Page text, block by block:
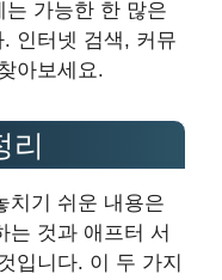
가능한 한 많은
인터넷 검색, 커뮤
아보세요.
리
치기 쉬운 내용은
는 것과 애프터 서
입니다. 이 두 가지